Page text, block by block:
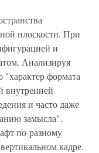
плоскости. При
и
Анализируя
формата
внутренней
и часто даже
замысла".
по-разному
кадре.